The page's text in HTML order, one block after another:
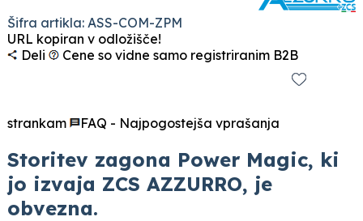
Šifra artikla: ASS-COM-ZPM
URL kopiran v odložišče!
Deli
Cene so vidne samo registriranim B2B
strankam FAQ - Najpogostejša vprašanja
Storitev zagona Power Magic, ki
jo izvaja ZCS AZZURRO, je
obvezna.